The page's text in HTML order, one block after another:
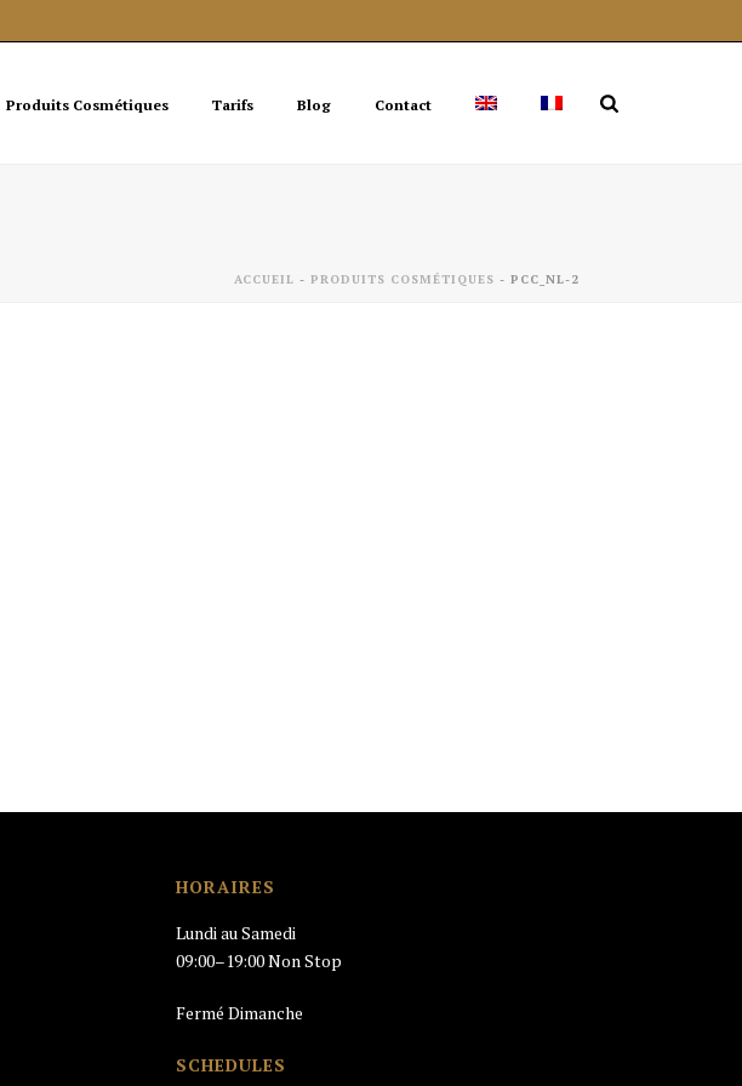
Produits Cosmétiques Tarifs Blog Contact
ACCUEIL - PRODUITS COSMÉTIQUES - PCC_NL-2
HORAIRES
Lundi au Samedi
09:00–19:00 Non Stop
Fermé Dimanche
SCHEDULES